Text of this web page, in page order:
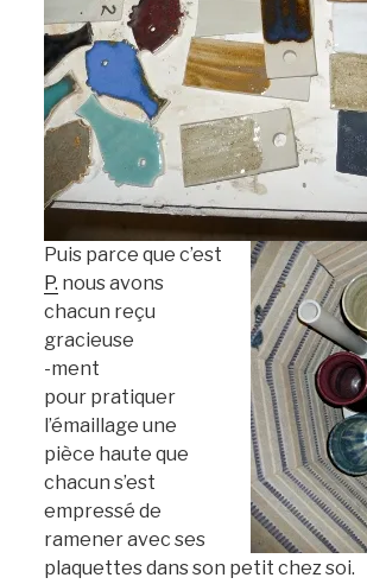
Puis parce que c’est
P. nous avons
chacun reçu
gracieuse
-ment
pour pratiquer
l’émaillage une
pièce haute que
chacun s’est
empressé de
ramener avec ses
plaquettes dans son petit chez soi.